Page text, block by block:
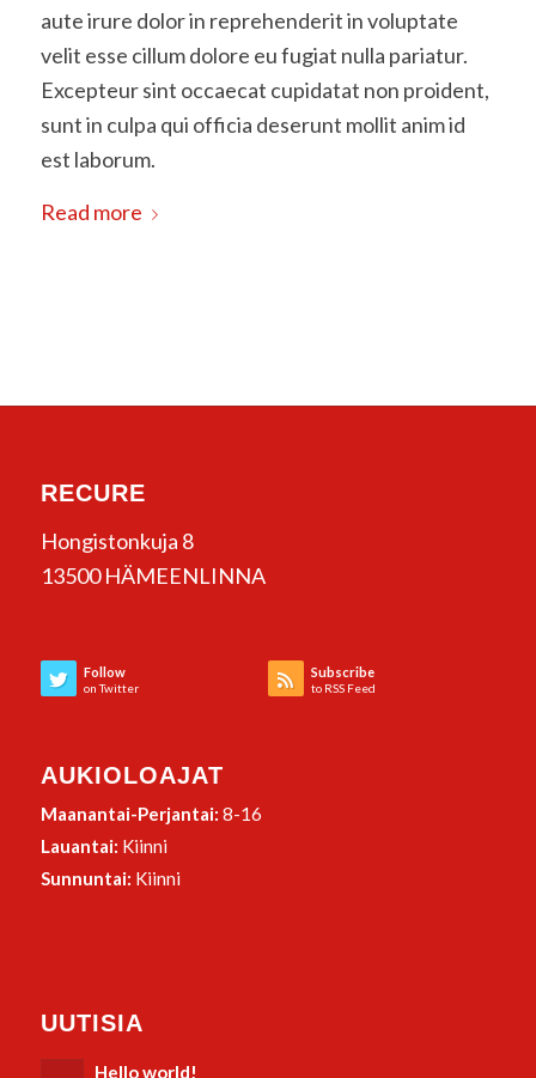
aute irure dolor in reprehenderit in voluptate
velit esse cillum dolore eu fugiat nulla pariatur.
Excepteur sint occaecat cupidatat non proident,
sunt in culpa qui officia deserunt mollit anim id
est laborum.
Read more
RECURE
Hongistonkuja 8
13500 HÄMEENLINNA
Follow
on Twitter
Subscribe
to RSS Feed
AUKIOLOAJAT
Maanantai-Perjantai: 8-16
Lauantai: Kiinni
Sunnuntai: Kiinni
UUTISIA
Hello world!